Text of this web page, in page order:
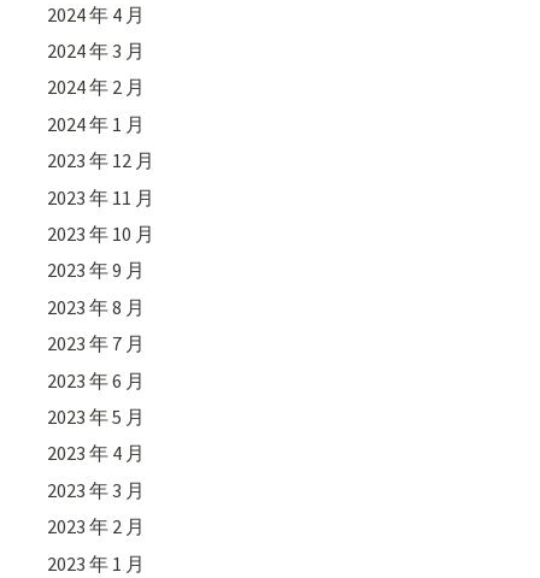
2024 年 4 月
2024 年 3 月
2024 年 2 月
2024 年 1 月
2023 年 12 月
2023 年 11 月
2023 年 10 月
2023 年 9 月
2023 年 8 月
2023 年 7 月
2023 年 6 月
2023 年 5 月
2023 年 4 月
2023 年 3 月
2023 年 2 月
2023 年 1 月